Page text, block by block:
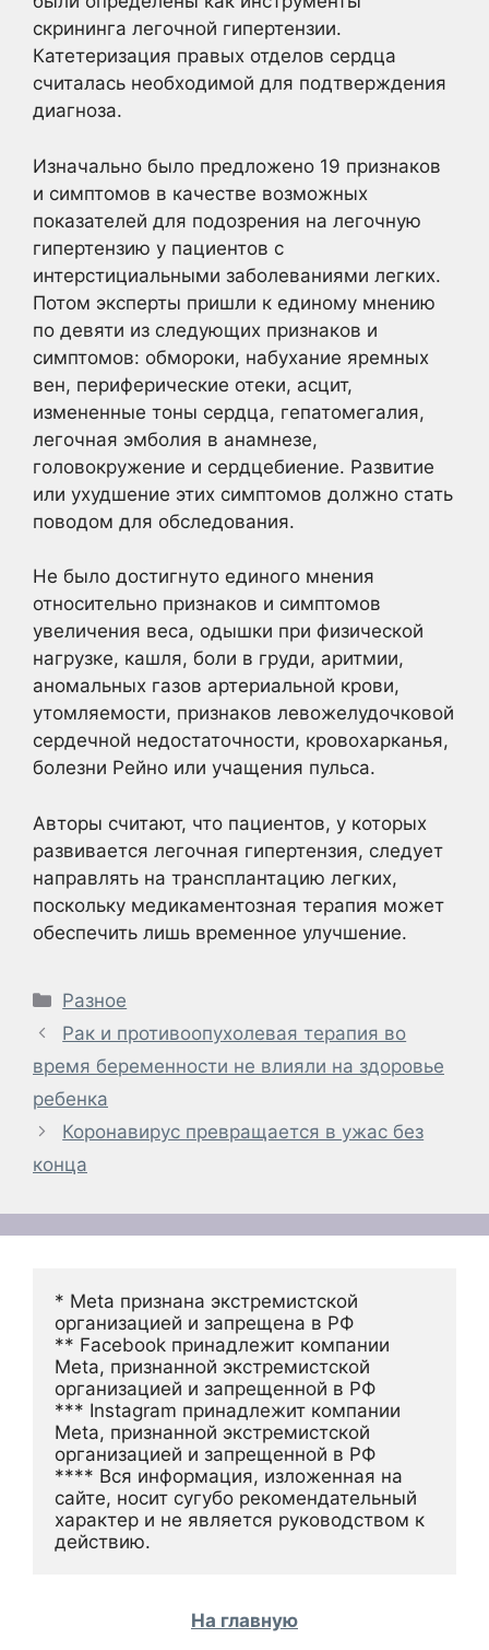
скрининга легочной гипертензии.
Катетеризация правых отделов сердца
считалась необходимой для подтверждения
диагноза.
Изначально было предложено 19 признаков
и симптомов в качестве возможных
показателей для подозрения на легочную
гипертензию у пациентов с
интерстициальными заболеваниями легких.
Потом эксперты пришли к единому мнению
по девяти из следующих признаков и
симптомов: обмороки, набухание яремных
вен, периферические отеки, асцит,
измененные тоны сердца, гепатомегалия,
легочная эмболия в анамнезе,
головокружение и сердцебиение. Развитие
или ухудшение этих симптомов должно стать
поводом для обследования.
Не было достигнуто единого мнения
относительно признаков и симптомов
увеличения веса, одышки при физической
нагрузке, кашля, боли в груди, аритмии,
аномальных газов артериальной крови,
утомляемости, признаков левожелудочковой
сердечной недостаточности, кровохарканья,
болезни Рейно или учащения пульса.
Авторы считают, что пациентов, у которых
развивается легочная гипертензия, следует
направлять на трансплантацию легких,
поскольку медикаментозная терапия может
обеспечить лишь временное улучшение.
Рубрики
Разное
Рак и противоопухолевая терапия во
время беременности не влияли на здоровье
ребенка
Коронавирус превращается в ужас без
конца
* Meta признана экстремистской
организацией и запрещена в РФ
** Facebook принадлежит компании
Meta, признанной экстремистской
организацией и запрещенной в РФ
*** Instagram принадлежит компании
Meta, признанной экстремистской
организацией и запрещенной в РФ
**** Вся информация, изложенная на
сайте, носит сугубо рекомендательный
характер и не является руководством к
действию.
На главную